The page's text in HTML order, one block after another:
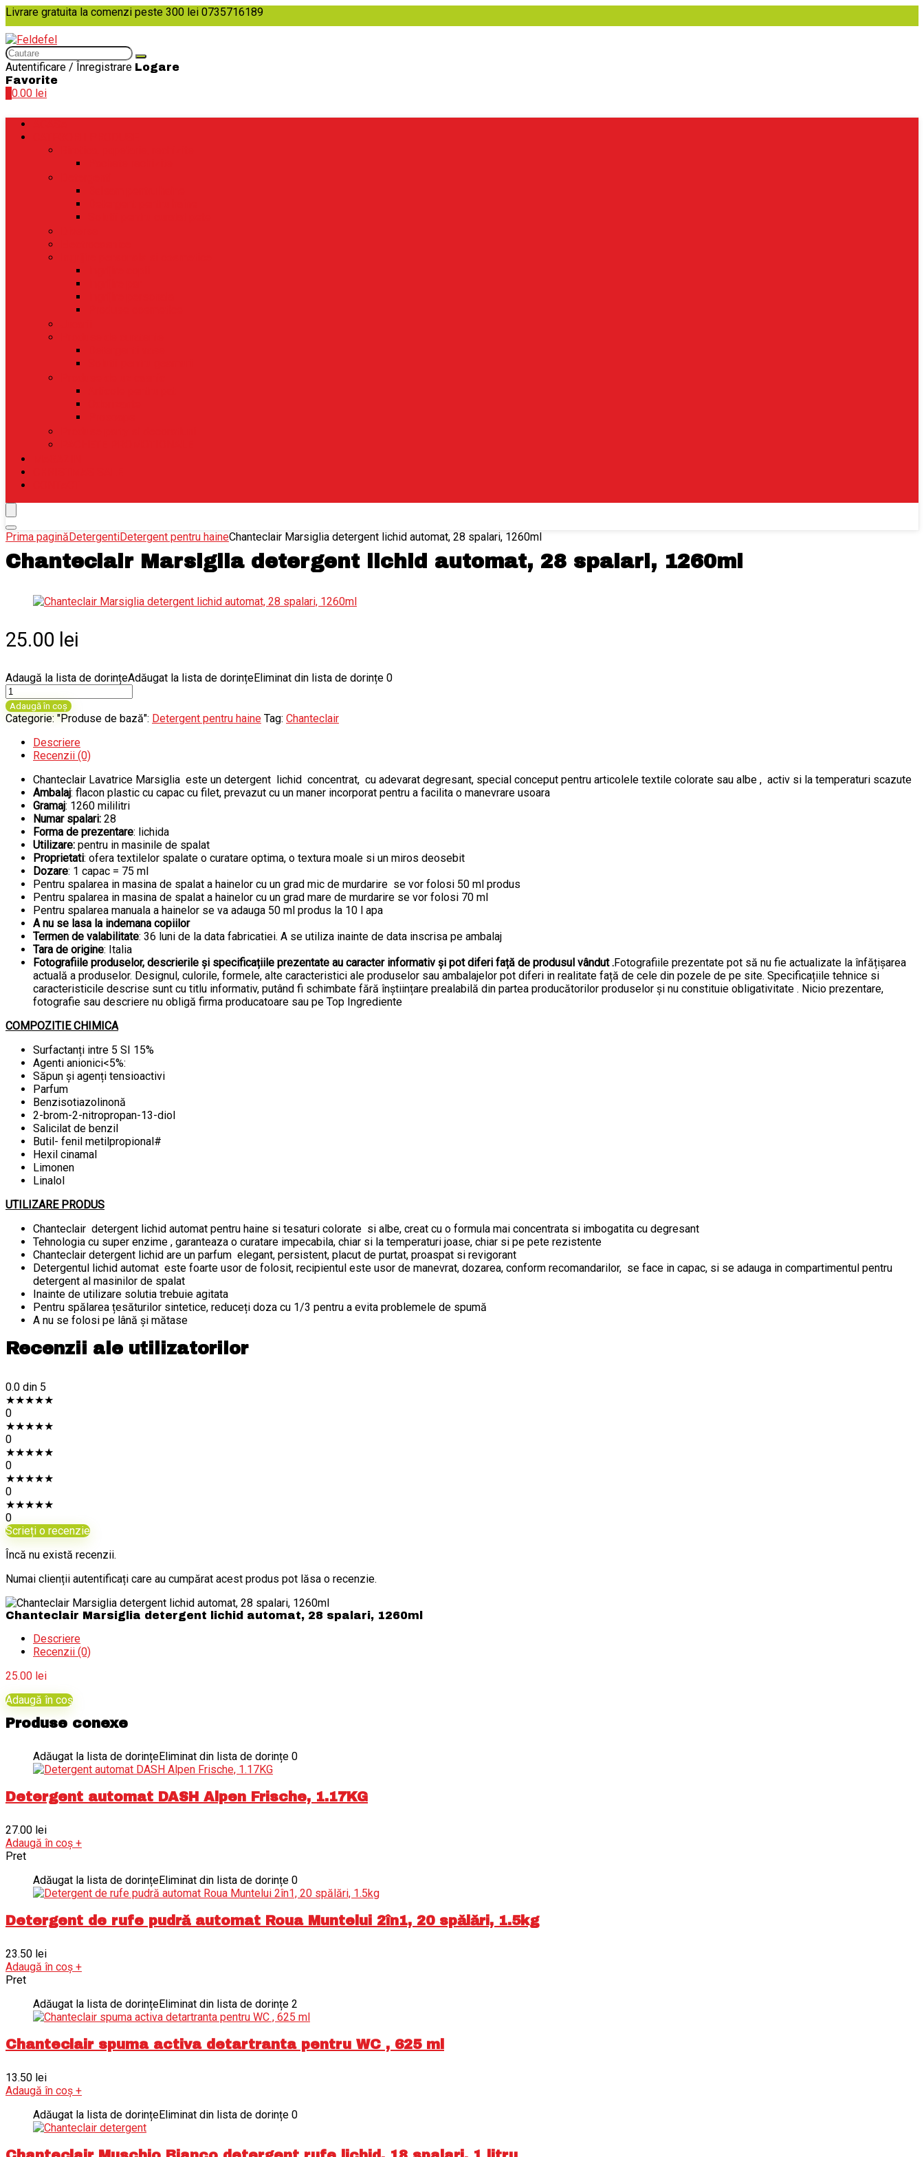
Livrare gratuita la comenzi peste 300 lei 0735716189
Autentificare / Înregistrare Logare
Favorite
0.00 lei
Prima paginăDetergentiDetergent pentru haineChanteclair Marsiglia detergent lichid automat, 28 spalari, 1260ml
Chanteclair Marsiglia detergent lichid automat, 28 spalari, 1260ml
25.00 lei
Adaugă la lista de dorințeAdăugat la lista de dorințeEliminat din lista de dorințe 0
Cantitate
Chanteclair
Marsiglia
lichid
automat,
spalari,
1260ml
Adaugă în coș
Categorie: "Produse de bază": Detergent pentru haine Tag: Chanteclair
Descriere
Recenzii (0)
Chanteclair Lavatrice Marsiglia este un detergent lichid concentrat, cu adevarat degresant, special conceput pentru articolele textile colorate sau albe , activ si la temperaturi scazute
Ambalaj: flacon plastic cu capac cu filet, prevazut cu un maner incorporat pentru a facilita o manevrare usoara
Gramaj: 1260 mililitri
Numar spalari: 28
Forma de prezentare: lichida
Utilizare: pentru in masinile de spalat
Proprietati: ofera textilelor spalate o curatare optima, o textura moale si un miros deosebit
Dozare: 1 capac = 75 ml
Pentru spalarea in masina de spalat a hainelor cu un grad mic de murdarire se vor folosi 50 ml produs
Pentru spalarea in masina de spalat a hainelor cu un grad mare de murdarire se vor folosi 70 ml
Pentru spalarea manuala a hainelor se va adauga 50 ml produs la 10 l apa
A nu se lasa la indemana copiilor
Termen de valabilitate: 36 luni de la data fabricatiei. A se utiliza inainte de data inscrisa pe ambalaj
Tara de origine: Italia
Fotografiile produselor, descrierile și specificațiile prezentate au caracter informativ și pot diferi față de produsul vândut .Fotografiile prezentate pot să nu fie actualizate la înfățișarea
actuală a produselor. Designul, culorile, formele, alte caracteristici ale produselor sau ambalajelor pot diferi in realitate față de cele din pozele de pe site. Specificațiile tehnice si
caracteristicile descrise sunt cu titlu informativ, putând fi schimbate fără înștiințare prealabilă din partea producătorilor produselor și nu constituie obligativitate . Nicio prezentare,
fotografie sau descriere nu obligă firma producatoare sau pe Top Ingrediente
COMPOZITIE CHIMICA
Surfactanți intre 5 SI 15%
Agenti anionici<5%:
Săpun și agenți tensioactivi
Parfum
Benzisotiazolinonă
2-brom-2-nitropropan-13-diol
Salicilat de benzil
Butil- fenil metilpropional#
Hexil cinamal
Limonen
Linalol
UTILIZARE PRODUS
Chanteclair detergent lichid automat pentru haine si tesaturi colorate si albe, creat cu o formula mai concentrata si imbogatita cu degresant
Tehnologia cu super enzime , garanteaza o curatare impecabila, chiar si la temperaturi joase, chiar si pe pete rezistente
Chanteclair detergent lichid are un parfum elegant, persistent, placut de purtat, proaspat si revigorant
Detergentul lichid automat este foarte usor de folosit, recipientul este usor de manevrat, dozarea, conform recomandarilor, se face in capac, si se adauga in compartimentul pentru
detergent al masinilor de spalat
Inainte de utilizare solutia trebuie agitata
Pentru spălarea țesăturilor sintetice, reduceți doza cu 1/3 pentru a evita problemele de spumă
A nu se folosi pe lână și mătase
Recenzii ale utilizatorilor
0.0 din 5
★★★★★
0
★★★★★
0
★★★★★
0
★★★★★
0
★★★★★
0
Scrieți o recenzie
Încă nu există recenzii.
Numai clienții autentificați care au cumpărat acest produs pot lăsa o recenzie.
Chanteclair Marsiglia detergent lichid automat, 28 spalari, 1260ml
Descriere
Recenzii (0)
25.00 lei
Adaugă în coș
Produse conexe
Adăugat la lista de dorințeEliminat din lista de dorințe 0
Detergent automat DASH Alpen Frische, 1.17KG
27.00 lei
Adaugă în coș +
Pret
Adăugat la lista de dorințeEliminat din lista de dorințe 0
Detergent de rufe pudră automat Roua Muntelui 2în1, 20 spălări, 1.5kg
23.50 lei
Adaugă în coș +
Pret
Adăugat la lista de dorințeEliminat din lista de dorințe 2
Chanteclair spuma activa detartranta pentru WC , 625 ml
13.50 lei
Adaugă în coș +
Adăugat la lista de dorințeEliminat din lista de dorințe 0